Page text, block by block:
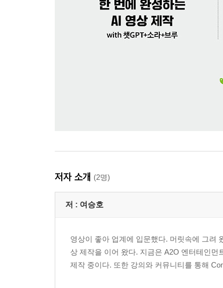
저자 소개 (2명)
저 : 여승호
영상이 좋아 업계에 입문했다. 머릿속에 그려
상 제작을 이어 왔다. 지금은 A2O 엔터테인
제작 중이다. 또한 강의와 커뮤니티를 통해